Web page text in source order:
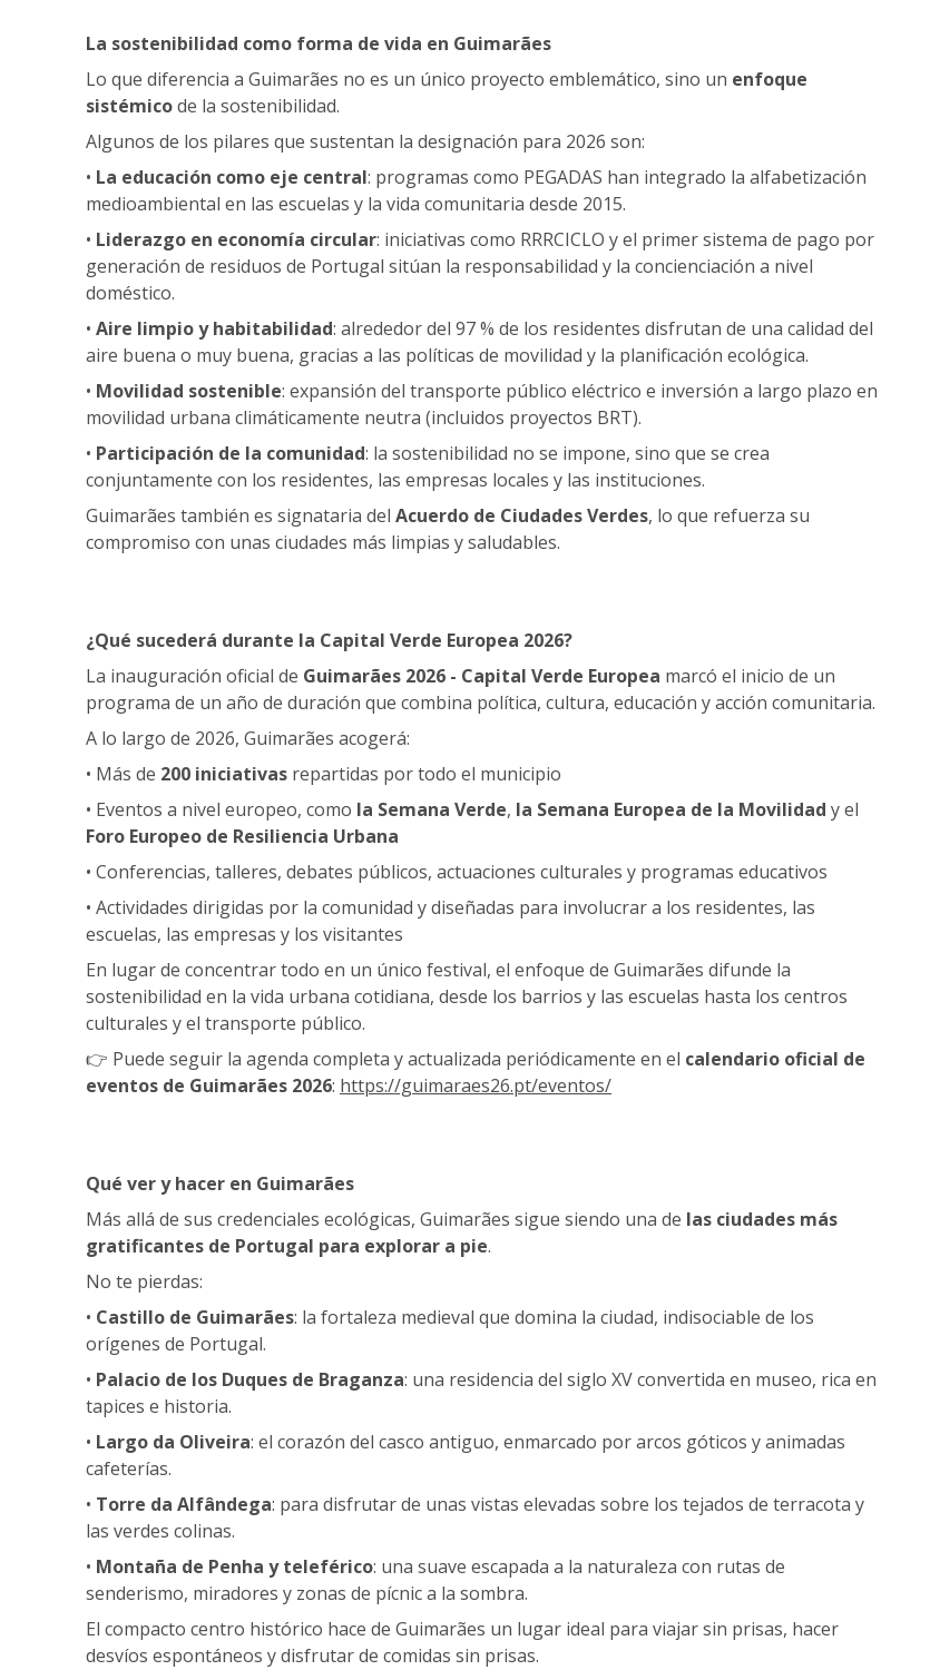
La sostenibilidad como forma de vida en Guimarães
Lo que diferencia a Guimarães no es un único proyecto emblemático, sino un enfoque
sistémicode la sostenibilidad.
Algunos de los pilares que sustentan la designación para 2026 son:
• La educación como eje central: programas como PEGADAS han integrado la alfabetización
medioambiental en las escuelas y la vida comunitaria desde 2015.
• Liderazgo en economía circular: iniciativas como RRRCICLO y el primer sistema de pago por
generación de residuos de Portugal sitúan la responsabilidad y la concienciación a nivel
doméstico.
• Aire limpio y habitabilidad: alrededor del 97 % de los residentes disfrutan de una calidad del
aire buena o muy buena, gracias a las políticas de movilidad y la planificación ecológica.
• Movilidad sostenible: expansión del transporte público eléctrico e inversión a largo plazo en
movilidad urbana climáticamente neutra (incluidos proyectos BRT).
• Participación de la comunidad: la sostenibilidad no se impone, sino que se crea
conjuntamente con los residentes, las empresas locales y las instituciones.
Guimarães también es signataria del Acuerdo de Ciudades Verdes, lo que refuerza su
compromiso con unas ciudades más limpias y saludables.
¿Qué sucederá durante la Capital Verde Europea 2026?
La inauguración oficial de Guimarães 2026 - Capital Verde Europea marcó el inicio de un
programa de un año de duración que combina política, cultura, educación y acción comunitaria.
A lo largo de 2026, Guimarães acogerá:
• Más de 200 iniciativas repartidas por todo el municipio
• Eventos a nivel europeo, como la Semana Verde, la Semana Europea de la Movilidad y el
Foro Europeo de Resiliencia Urbana
• Conferencias, talleres, debates públicos, actuaciones culturales y programas educativos
• Actividades dirigidas por la comunidad y diseñadas para involucrar a los residentes, las
escuelas, las empresas y los visitantes
En lugar de concentrar todo en un único festival, el enfoque de Guimarães difunde la
sostenibilidad en la vida urbana cotidiana, desde los barrios y las escuelas hasta los centros
culturales y el transporte público.
👉 Puede seguir la agenda completa y actualizada periódicamente en el calendario oficial de
eventos de Guimarães 2026: https://guimaraes26.pt/eventos/
Qué ver y hacer en Guimarães
Más allá de sus credenciales ecológicas, Guimarães sigue siendo una de las ciudades más
gratificantes de Portugal para explorar a pie.
No te pierdas:
• Castillo de Guimarães: la fortaleza medieval que domina la ciudad, indisociable de los
orígenes de Portugal.
• Palacio de los Duques de Braganza: una residencia del siglo XV convertida en museo, rica en
tapices e historia.
• Largo da Oliveira: el corazón del casco antiguo, enmarcado por arcos góticos y animadas
cafeterías.
• Torre da Alfândega: para disfrutar de unas vistas elevadas sobre los tejados de terracota y
las verdes colinas.
• Montaña de Penha y teleférico: una suave escapada a la naturaleza con rutas de
senderismo, miradores y zonas de pícnic a la sombra.
El compacto centro histórico hace de Guimarães un lugar ideal para viajar sin prisas, hacer
desvíos espontáneos y disfrutar de comidas sin prisas.